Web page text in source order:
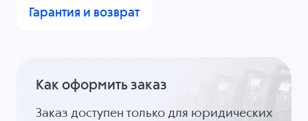
Гарантия и возврат
Как оформить заказ
Заказ доступен только для юридических